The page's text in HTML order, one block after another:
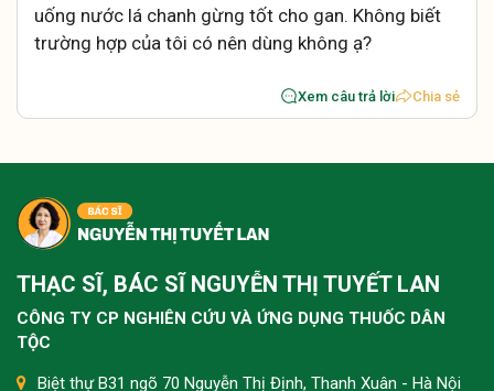
uống nước lá chanh gừng tốt cho gan. Không biết
trường hợp của tôi có nên dùng không ạ?
Xem câu trả lời Chia sẻ
THẠC SĨ, BÁC SĨ NGUYỄN THỊ TUYẾT LAN
CÔNG TY CP NGHIÊN CỨU VÀ ỨNG DỤNG THUỐC DÂN
TỘC
Biệt thự B31 ngõ 70 Nguyễn Thị Định, Thanh Xuân - Hà Nội